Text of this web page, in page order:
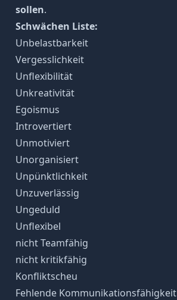
sollen.
Schwächen Liste:
Unbelastbarkeit
Vergesslichkeit
Unflexibilität
Unkreativität
Egoismus
Introvertiert
Unmotiviert
Unorganisiert
Unpünktlichkeit
Unzuverlässig
Ungeduld
Unflexibel
nicht Teamfähig
nicht kritikfähig
Konfliktscheu
Fehlende Kommunikationsfähigkeit